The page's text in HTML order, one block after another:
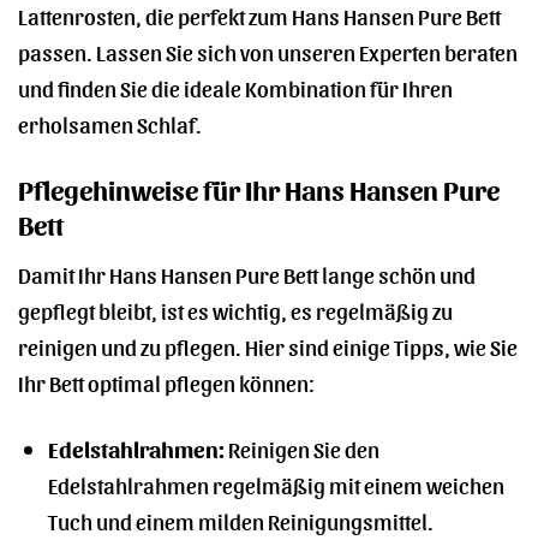
Lattenrosten, die perfekt zum Hans Hansen Pure Bett
passen. Lassen Sie sich von unseren Experten beraten
und finden Sie die ideale Kombination für Ihren
erholsamen Schlaf.
Pflegehinweise für Ihr Hans Hansen Pure
Bett
Damit Ihr Hans Hansen Pure Bett lange schön und
gepflegt bleibt, ist es wichtig, es regelmäßig zu
reinigen und zu pflegen. Hier sind einige Tipps, wie Sie
Ihr Bett optimal pflegen können:
Edelstahlrahmen:Reinigen Sie den
Edelstahlrahmen regelmäßig mit einem weichen
Tuch und einem milden Reinigungsmittel.